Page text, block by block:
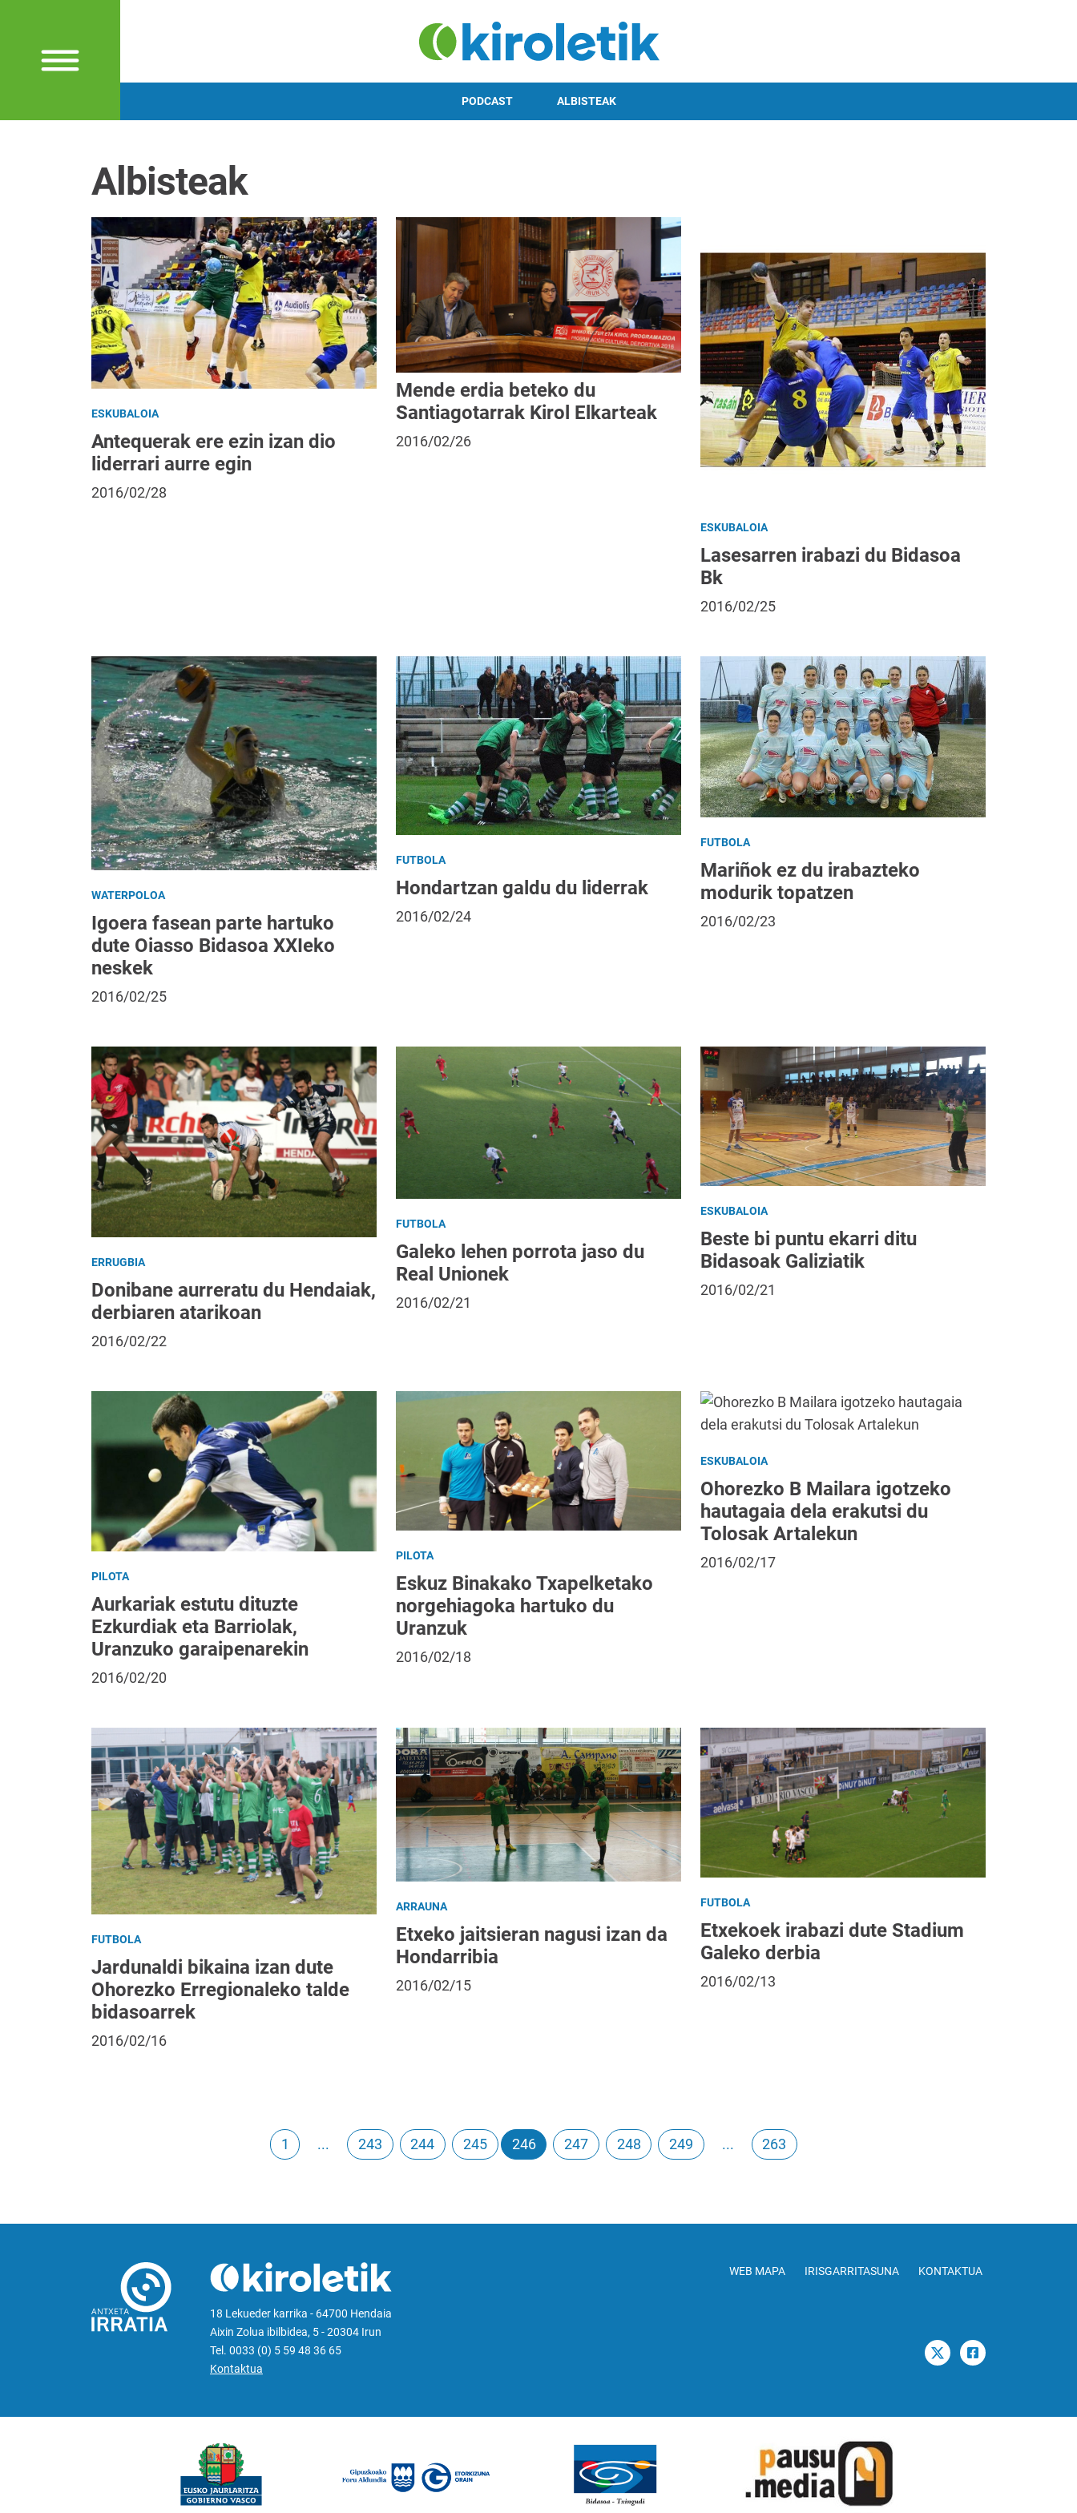
PODCAST ALBISTEAK
Albisteak
ESKUBALOIA
Antequerak ere ezin izan dio
liderrari aurre egin
2016/02/28
Mende erdia beteko du
Santiagotarrak Kirol Elkarteak
2016/02/26
ESKUBALOIA
Lasesarren irabazi du Bidasoa
Bk
2016/02/25
WATERPOLOA
Igoera fasean parte hartuko
dute Oiasso Bidasoa XXIeko
neskek
2016/02/25
FUTBOLA
Hondartzan galdu du liderrak
2016/02/24
FUTBOLA
Mariñok ez du irabazteko
modurik topatzen
2016/02/23
ERRUGBIA
Donibane aurreratu du Hendaiak,
derbiaren atarikoan
2016/02/22
FUTBOLA
Galeko lehen porrota jaso du
Real Unionek
2016/02/21
ESKUBALOIA
Beste bi puntu ekarri ditu
Bidasoak Galiziatik
2016/02/21
PILOTA
Aurkariak estutu dituzte
Ezkurdiak eta Barriolak,
Uranzuko garaipenarekin
2016/02/20
PILOTA
Eskuz Binakako Txapelketako
norgehiagoka hartuko du
Uranzuk
2016/02/18
ESKUBALOIA
Ohorezko B Mailara igotzeko
hautagaia dela erakutsi du
Tolosak Artalekun
2016/02/17
FUTBOLA
Jardunaldi bikaina izan dute
Ohorezko Erregionaleko talde
bidasoarrek
2016/02/16
ARRAUNA
Etxeko jaitsieran nagusi izan da
Hondarribia
2016/02/15
FUTBOLA
Etxekoek irabazi dute Stadium
Galeko derbia
2016/02/13
1 ... 243 244 245 246 247 248 249 ... 263
18 Lekueder karrika - 64700 Hendaia
Aixin Zolua ibilbidea, 5 - 20304 Irun
Tel. 0033 (0) 5 59 48 36 65
Kontaktua
WEB MAPA IRISGARRITASUNA KONTAKTUA